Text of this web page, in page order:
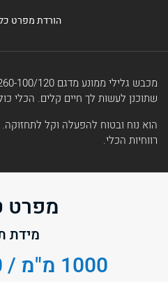
הורדת מפרט
שתוכנן לעשות לך חיים קלים. הכלי
הוא נוח ובטוח להפעלה וקל
רווחיות הכלי.
מפרט
מידת
1000 מ"מ / 1200 מ"מ